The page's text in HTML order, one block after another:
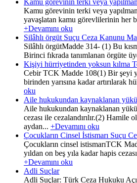
Kamu görevinin terki veya
yavaşlatan kamu görevlilerinin her
+Devamını oku
Silâhlı örgüt Suçu Ceza Kanunu
Silâhlı örgütMadde 314- (1) Bu
Birinci fıkrada tanımlanan örgüte
Kişiyi hürriyetinden yoksun kılma
Cebir TCK Madde 108(1) Bir şeyi
birinden yarısına kadar
oku
Aile hukukundan kaynaklanan
Aile hukukundan kaynaklanan
cezası ile cezalandırılır.(2)
aydan... +Devamını oku
Çocukların Cinsel İstismarı Suçu
Çocukların cinsel istismarıTCK
yıldan on beş yıla kadar hapis
+Devamını oku
Adli Suçlar
Adli Suçlar: Türk Ceza Hukuku